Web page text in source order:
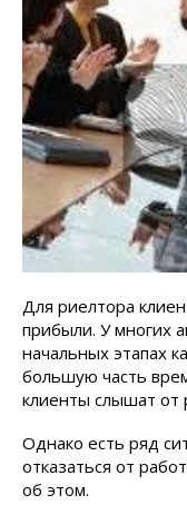
Для риелтора
прибыли. У многих
начальных этапах
большую часть
клиенты слышат от
Однако есть ряд
отказаться от
об этом.